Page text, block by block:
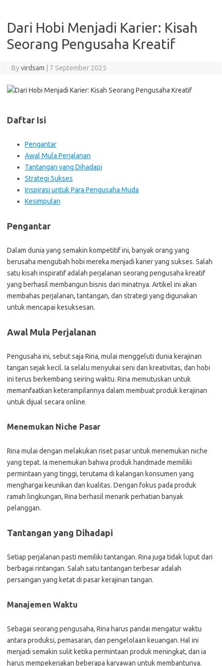
Dari Hobi Menjadi Karier: Kisah
Seorang Pengusaha Kreatif
Byvirdsam 7 September 2025
Daftar Isi
Pengantar
Awal Mula Perjalanan
Tantangan yang Dihadapi
Strategi Sukses
Inspirasi untuk Para Pengusaha Muda
Kesimpulan
Pengantar
Dalam dunia yang semakin kompetitif ini, banyak orang yang
berusaha mengubah hobi mereka menjadi karier yang sukses. Salah
satu kisah inspiratif adalah perjalanan seorang pengusaha kreatif
yang berhasil membangun bisnis dari minatnya. Artikel ini akan
membahas perjalanan, tantangan, dan strategi yang digunakan
untuk mencapai kesuksesan.
Awal Mula Perjalanan
Pengusaha ini, sebut saja Rina, mulai menggeluti dunia kerajinan
tangan sejak kecil. Ia selalu menyukai seni dan kreativitas, dan hobi
ini terus berkembang seiring waktu. Rina memutuskan untuk
memanfaatkan keterampilannya dalam membuat produk kerajinan
untuk dijual secara online.
Menemukan Niche Pasar
Rina mulai dengan melakukan riset pasar untuk menemukan niche
yang tepat. Ia menemukan bahwa produk handmade memiliki
permintaan yang tinggi, terutama di kalangan konsumen yang
menghargai keunikan dan kualitas. Dengan fokus pada produk
ramah lingkungan, Rina berhasil menarik perhatian banyak
pelanggan.
Tantangan yang Dihadapi
Setiap perjalanan pasti memiliki tantangan. Rina juga tidak luput dari
berbagai rintangan. Salah satu tantangan terbesar adalah
persaingan yang ketat di pasar kerajinan tangan.
Manajemen Waktu
Sebagai seorang pengusaha, Rina harus pandai mengatur waktu
antara produksi, pemasaran, dan pengelolaan keuangan. Hal ini
menjadi semakin sulit ketika permintaan produk meningkat, dan ia
harus mempekerjakan beberapa karyawan untuk membantunya.